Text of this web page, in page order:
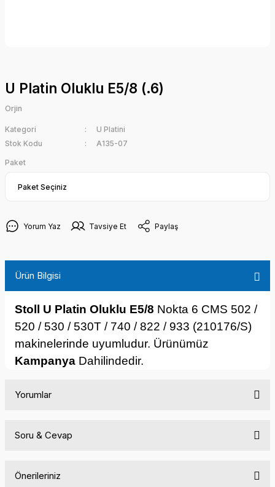
U Platin Oluklu E5/8 (.6)
Orjin
Kategori
U Platini
Stok Kodu
A135-07
Paket
Yorum Yaz Tavsiye Et Paylaş
Ürün Bilgisi
Stoll U Platin Oluklu E5/8 Nokta 6 CMS 502 /
520 / 530 / 530T / 740 / 822 / 933 (210176/S)
makinelerinde uyumludur. Ürünümüz
Kampanya Dahilindedir.
Yorumlar
Soru & Cevap
Önerileriniz